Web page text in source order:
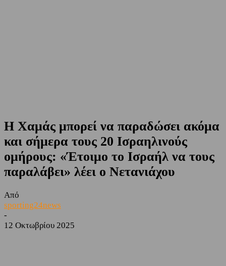
Η Χαμάς μπορεί να παραδώσει ακόμα
και σήμερα τους 20 Ισραηλινούς
ομήρους: «Έτοιμο το Ισραήλ να τους
παραλάβει» λέει ο Νετανιάχου
Από
sporting24news
-
12 Οκτωβρίου 2025